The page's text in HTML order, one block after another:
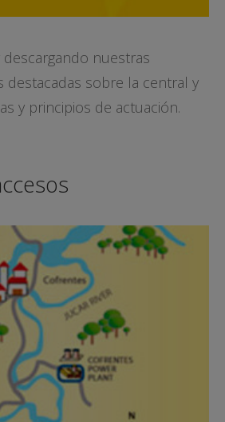
nuestras
destacadas sobre la central y
y principios de actuación.